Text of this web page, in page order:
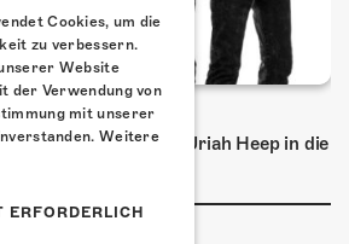
URIAH HEEP
2026 kommen Uriah Heep in die
Cookies, um die
zu verbessern.
Website
der Verwendung von
mit unserer
Weitere
ERFORDERLICH